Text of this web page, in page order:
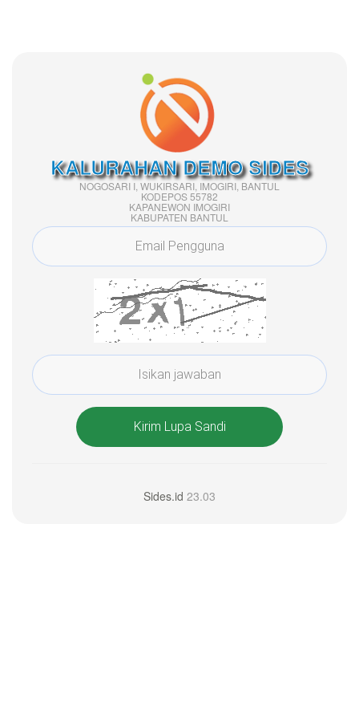
KALURAHAN DEMO SIDES
NOGOSARI I, WUKIRSARI, IMOGIRI, BANTUL
KODEPOS 55782
KAPANEWON IMOGIRI
KABUPATEN BANTUL
Kirim Lupa Sandi
Sides.id 23.03